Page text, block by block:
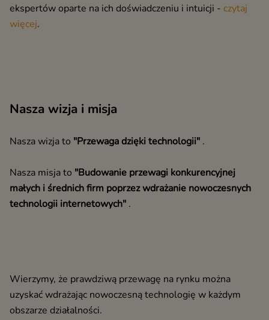
ekspertów oparte na ich doświadczeniu i intuicji - czytaj
więcej.
Nasza wizja i misja
Nasza wizja to "Przewaga dzięki technologii" .
Nasza misja to "Budowanie przewagi konkurencyjnej
małych i średnich firm poprzez wdrażanie nowoczesnych
technologii internetowych" .
Wierzymy, że prawdziwą przewagę na rynku można
uzyskać wdrażając nowoczesną technologię w każdym
obszarze działalności.